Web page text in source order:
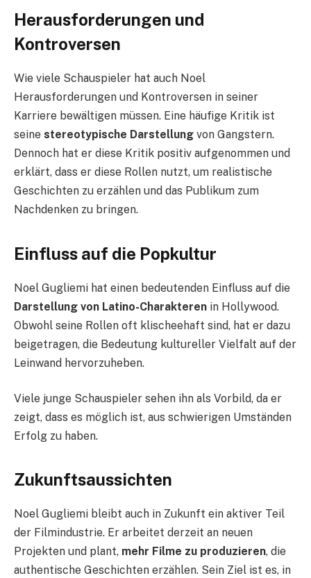
Herausforderungen und
Kontroversen
Wie viele Schauspieler hat auch Noel
Herausforderungen und Kontroversen in seiner
Karriere bewältigen müssen. Eine häufige Kritik ist
seine stereotypische Darstellung von Gangstern.
Dennoch hat er diese Kritik positiv aufgenommen und
erklärt, dass er diese Rollen nutzt, um realistische
Geschichten zu erzählen und das Publikum zum
Nachdenken zu bringen.
Einfluss auf die Popkultur
Noel Gugliemi hat einen bedeutenden Einfluss auf die
Darstellung von Latino-Charakteren in Hollywood.
Obwohl seine Rollen oft klischeehaft sind, hat er dazu
beigetragen, die Bedeutung kultureller Vielfalt auf der
Leinwand hervorzuheben.
Viele junge Schauspieler sehen ihn als Vorbild, da er
zeigt, dass es möglich ist, aus schwierigen Umständen
Erfolg zu haben.
Zukunftsaussichten
Noel Gugliemi bleibt auch in Zukunft ein aktiver Teil
der Filmindustrie. Er arbeitet derzeit an neuen
Projekten und plant, mehr Filme zu produzieren, die
authentische Geschichten erzählen. Sein Ziel ist es, in